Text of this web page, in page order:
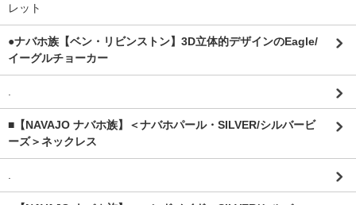
レット
●ナバホ族【ベン・リビンストン】3D立体的デザインのEagle/
イーグルチョーカー
.
■【NAVAJO ナバホ族】＜ナバホパール・SILVER/シルバービ
ーズ＞ネックレス
.